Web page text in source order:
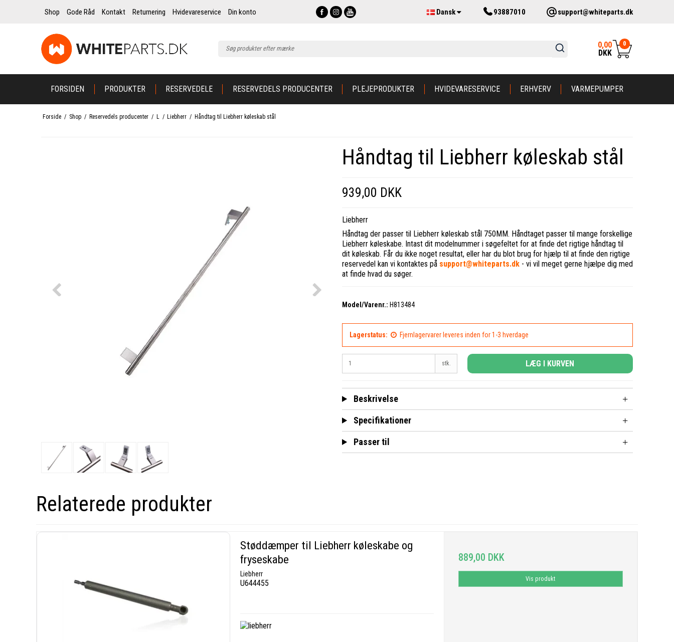
Shop Gode Råd Kontakt Returnering Hvidevareservice Din konto Dansk 93887010 support@whiteparts.dk
0,00
DKK
0
FORSIDEN PRODUKTER RESERVEDELE RESERVEDELS PRODUCENTER PLEJEPRODUKTER HVIDEVARESERVICE ERHVERV VARMEPUMPER
Forside / Shop / Reservedels producenter / L / Liebherr / Håndtag til Liebherr køleskab stål
Håndtag til Liebherr køleskab stål
939,00 DKK
Liebherr
Håndtag der passer til Liebherr køleskab stål 750MM. Håndtaget passer til mange forskellige
Liebherr køleskabe. Intast dit modelnummer i søgefeltet for at finde det rigtige håndtag til
dit køleskab. Får du ikke noget resultat, eller har du blot brug for hjælp til at finde den rigtige
reservedel kan vi kontaktes på support@whiteparts.dk - vi vil meget gerne hjælpe dig med
at finde hvad du søger.
Model/Varenr.: H813484
Lagerstatus: Fjernlagervarer leveres inden for 1-3 hverdage
stk. LÆG I KURVEN
Beskrivelse
Specifikationer
Passer til
Relaterede produkter
Støddæmper til Liebherr køleskabe og
fryseskabe
Liebherr
U644455
889,00 DKK
Vis produkt